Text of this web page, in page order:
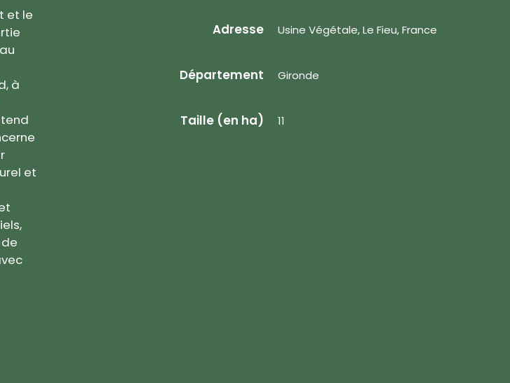
et le
à
et
Adresse Usine Végétale, Le Fieu, France
Département Gironde
Taille (en ha) 11